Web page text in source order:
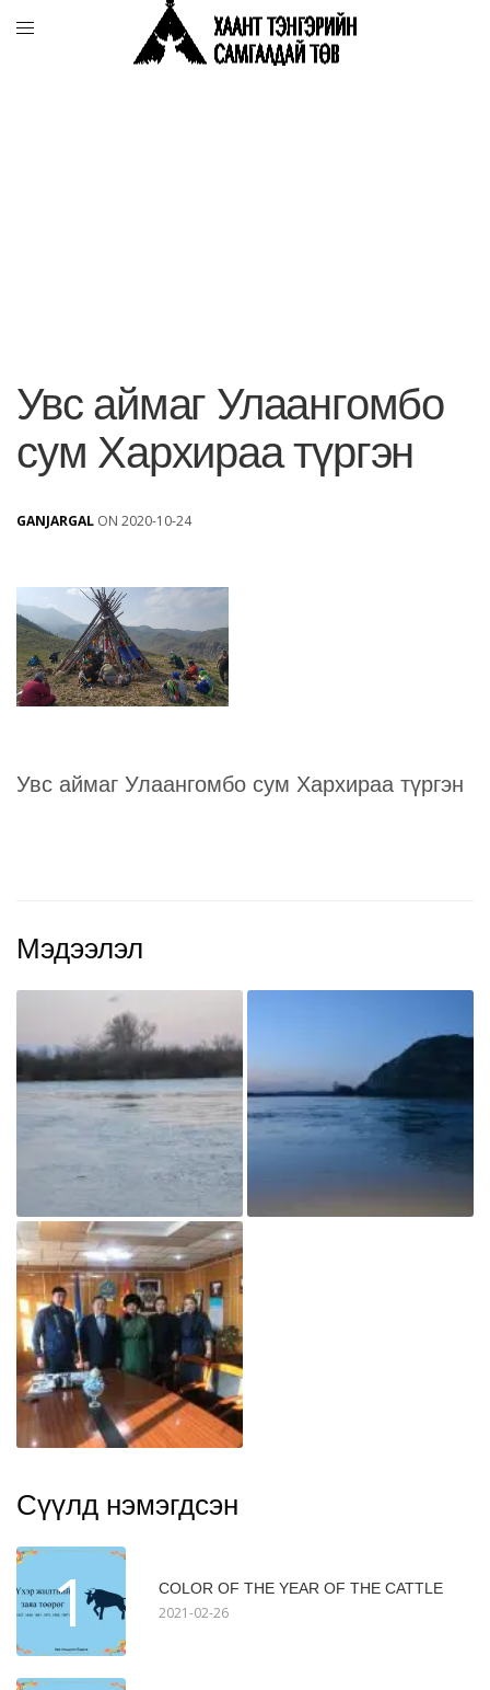
Увс аймаг Улаангомбо
сум Хархираа түргэн
GANJARGAL ON 2020-10-24
Увс аймаг Улаангомбо сум Хархираа түргэн
Мэдээлэл
Сүүлд нэмэгдсэн
1 COLOR OF THE YEAR OF THE CATTLE
2021-02-26